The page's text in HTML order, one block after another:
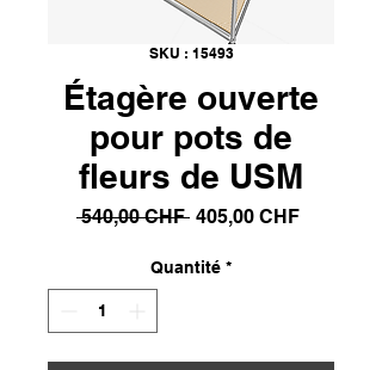
SKU : 15493
Étagère ouverte
pour pots de
fleurs de USM
540,00 CHF Prix
405,00 CHFPrix
Quantité *